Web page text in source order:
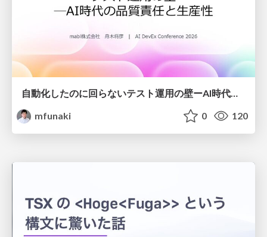
自動化したのに回らないテスト運用の壁ーAI時代の品質責任と生産性
mfunaki
0 120